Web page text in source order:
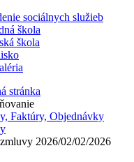
sociálnych služieb
škola
škola
stránka
Faktúry, Objednávky
2026/02/02/2026